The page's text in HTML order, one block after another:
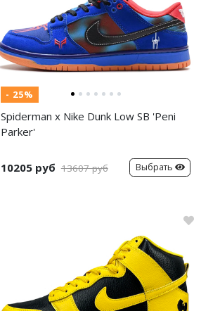
- 25%
Spiderman x Nike Dunk Low SB 'Peni
Parker'
10205 руб 13607 руб Выбрать